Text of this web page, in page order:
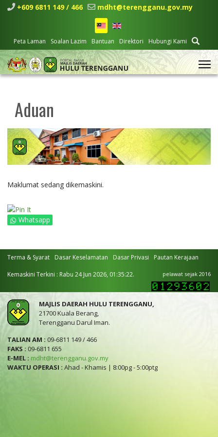
+609 6811 149 / 466 mdht@terengganu.gov.my
Peta Laman Soalan Lazim Bantuan Direktori Hubungi Kami
Aduan
Maklumat sedang dikemaskini.
Whatsapp
Terma & Syarat Dasar Keselamatan Dasar Privasi Pautan Kerajaan
Kemaskini Terkini : Rabu 24 Jun 2026, 01:35:22. pelawat sejak 2016
MAJLIS DAERAH HULU TERENGGANU,
21700 Kuala Berang,
Terengganu Darul Iman.
TALIAN AM : 09-6811 149 / 466
FAKS : 09-6811 655
E-MEL : mdht@terengganu.gov.my
WAKTU OPERASI : Ahad - Khamis | 8:00pg - 5:00ptg